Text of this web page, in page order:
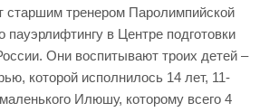
старшим тренером Паролимпийской
пауэрлифтингу в Центре подготовки
Они воспитывают троих детей –
которой исполнилось 14 лет, 11-
Илюшу, которому всего 4